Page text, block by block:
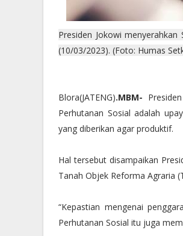
Presiden Jokowi
(10/03/2023). (Foto: Humas
Blora(JATENG).MBM-
Perhutanan Sosial adalah
yang diberikan agar produktif.
Hal tersebut disampaikan
Tanah Objek Reforma Agraria
“Kepastian mengenai
Perhutanan Sosial itu juga